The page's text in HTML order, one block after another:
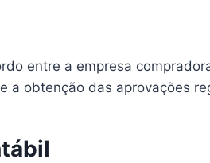
entre a empresa
a obtenção das aprovações